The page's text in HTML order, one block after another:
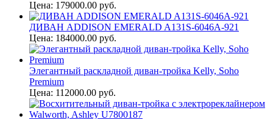
Цена: 179000.00 руб.
ДИВАН ADDISON EMERALD A131S-6046A-921
Цена: 184000.00 руб.
Элегантный раскладной диван-тройка Kelly, Soho
Premium
Цена: 112000.00 руб.